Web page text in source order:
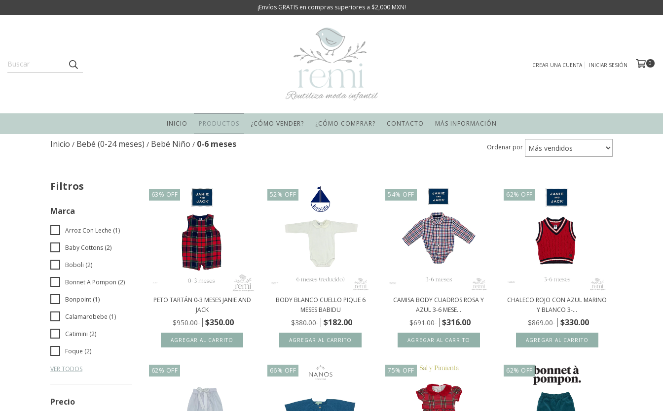
¡Envíos GRATIS en compras superiores a $2,000 MXN!
CREAR UNA CUENTA INICIAR SESIÓN 0
INICIO PRODUCTOS ¿CÓMO VENDER? ¿CÓMO COMPRAR? CONTACTO MÁS INFORMACIÓN
Inicio / Bebé (0-24 meses) / Bebé Niño / 0-6 meses Ordenar por
Filtros
Marca
Arroz Con Leche (1)
Baby Cottons (2)
Boboli (2)
Bonnet A Pompon (2)
Bonpoint (1)
Calamarobebe (1)
Catimini (2)
Foque (2)
VER TODOS
Precio
63% OFF
PETO TARTÁN 0-3 MESES JANIE AND
JACK
$950.00 $350.00
52% OFF
BODY BLANCO CUELLO PIQUE 6
MESES BABIDU
$380.00 $182.00
54% OFF
CAMISA BODY CUADROS ROSA Y
AZUL 3-6 MESE...
$691.00 $316.00
62% OFF
CHALECO ROJO CON AZUL MARINO
Y BLANCO 3-...
$869.00 $330.00
62% OFF 66% OFF 75% OFF 62% OFF